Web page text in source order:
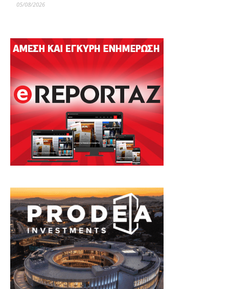
05/08/2026